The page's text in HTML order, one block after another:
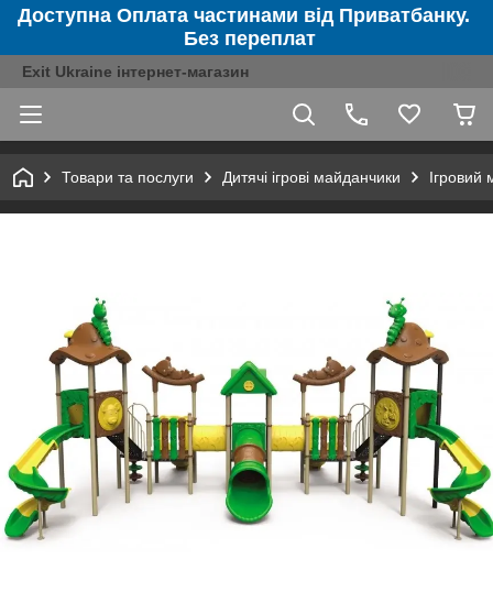
Доступна Оплата частинами від Приватбанку.
Без переплат
Exit Ukraine інтернет-магазин
Товари та послуги Дитячі ігрові майданчики Ігровий